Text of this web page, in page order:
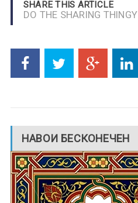
SHARE THIS ARTICLE
DO THE SHARING THINGY
НАВОИ БЕСКОНЕЧЕН